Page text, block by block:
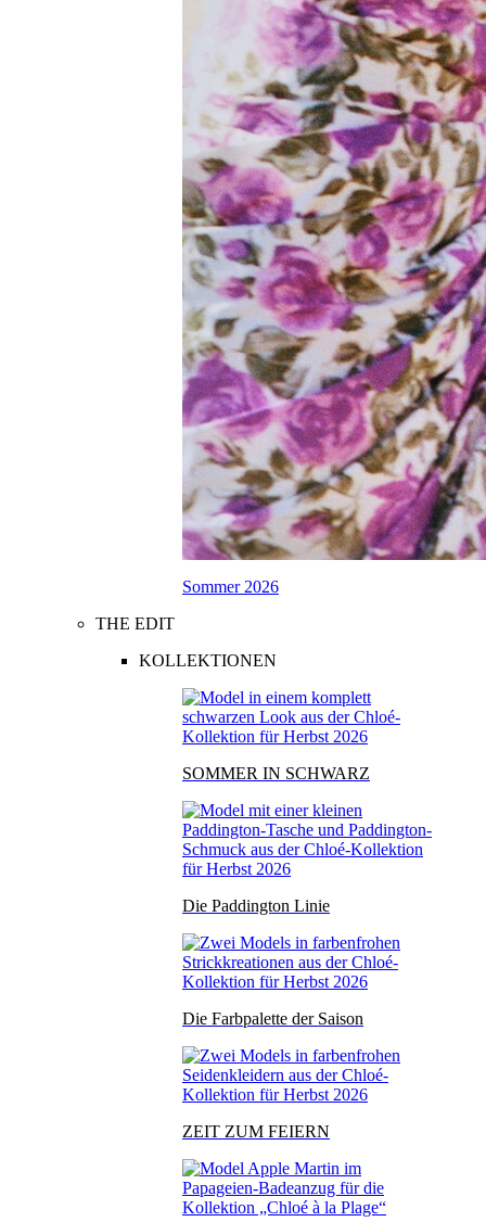
Sommer 2026
THE EDIT
KOLLEKTIONEN
SOMMER IN SCHWARZ
Die Paddington Linie
Die Farbpalette der Saison
ZEIT ZUM FEIERN